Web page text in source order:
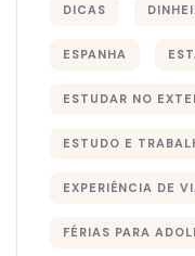
DICAS
ESPANHA
ESTUDAR NO
ESTUDO E
EXPERIÊNCIA DE
FÉRIAS PARA